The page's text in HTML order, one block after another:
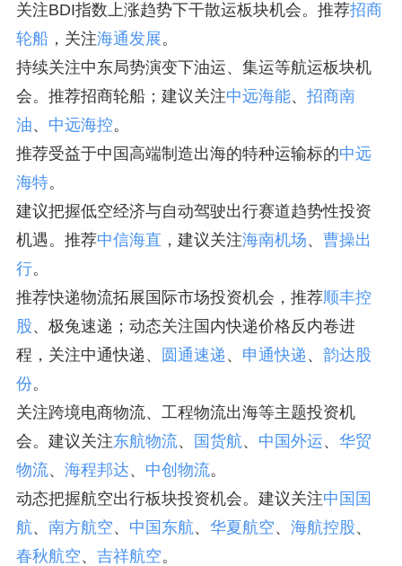
关注BDI指数上涨趋势下干散运板块机会。推荐招商
轮船，关注海通发展。
持续关注中东局势演变下油运、集运等航运板块机
会。推荐招商轮船；建议关注中远海能、 招商南
油、 中远海控。
推荐受益于中国高端制造出海的特种运输标的中远
海特。
建议把握低空经济与自动驾驶出行赛道趋势性投资
机遇。推荐中信海直 ，建议关注海南机场、 曹操出
行。
推荐快递物流拓展国际市场投资机会，推荐顺丰控
股、极兔速递；动态关注国内快递价格反内卷进
程，关注中通快递、
圆通速递 、 申通快递 、 韵达股
份。
关注跨境电商物流、工程物流出海等主题投资机
会。建议关注东航物流、 国货航、 中国外运、 华贸
物流、 海程邦达、 中创物流。
动态把握航空出行板块投资机会。建议关注中国国
航、 南方航空、 中国东航、 华夏航空、 海航控股、
春秋航空、 吉祥航空。